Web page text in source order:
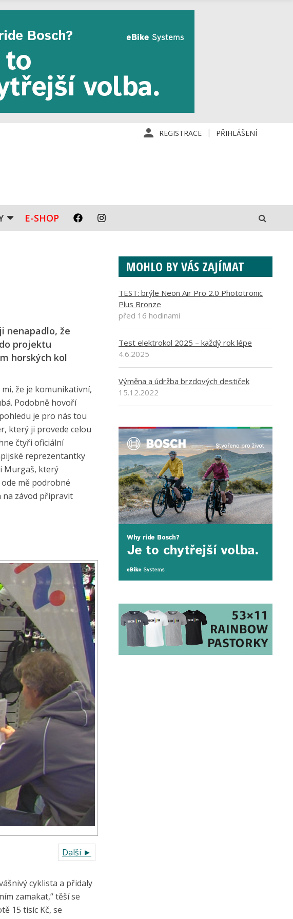
REGISTRACE PŘIHLÁŠENÍ
E-SHOP
nenapadlo, že
projektu
horských kol
že je komunikativní,
Podobně hovoří
je pro nás tou
který ji provede celou
čtyři oficiální
reprezentantky
Murgaš, který
mě podrobné
na závod připravit
Další ►
cyklista a přidaly
zamakat,“ těší se
15 tisíc Kč, se
MOHLO BY VÁS ZAJÍMAT
TEST: brýle Neon Air Pro 2.0 Phototronic
Plus Bronze
před 16 hodinami
Test elektrokol 2025 – každý rok lépe
4.6.2025
Výměna a údržba brzdových destiček
15.12.2022